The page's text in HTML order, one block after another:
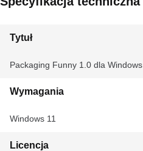
Tytuł
Packaging Funny 1.0 dla Windows
Wymagania
Windows 11
Licencja